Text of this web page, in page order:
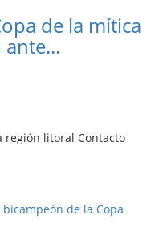
de la mítica
región litoral Contacto